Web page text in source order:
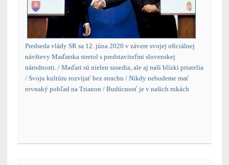
Predseda vlády SR sa 12. júna 2020 v závere svojej oficiálnej
návštevy Maďarska stretol s predstaviteľmi slovenskej
národnosti. / Maďari sú nielen susedia, ale aj naši blízki priatelia
/ Svoju kultúru rozvíjať bez strachu / Nikdy nebudeme mať
rovnaký pohľad na Trianon / Budúcnosť je v našich rukách